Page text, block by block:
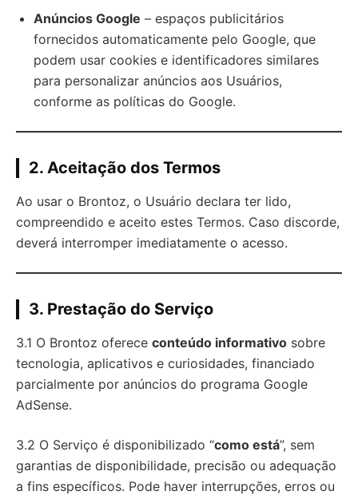
Anúncios Google – espaços publicitários
fornecidos automaticamente pelo Google, que
podem usar cookies e identificadores similares
para personalizar anúncios aos Usuários,
conforme as políticas do Google.
2. Aceitação dos Termos
Ao usar o Brontoz, o Usuário declara ter lido,
compreendido e aceito estes Termos. Caso discorde,
deverá interromper imediatamente o acesso.
3. Prestação do Serviço
3.1 O Brontoz oferece conteúdo informativo sobre
tecnologia, aplicativos e curiosidades, financiado
parcialmente por anúncios do programa Google
AdSense.
3.2 O Serviço é disponibilizado “como está”, sem
garantias de disponibilidade, precisão ou adequação
a fins específicos. Pode haver interrupções, erros ou